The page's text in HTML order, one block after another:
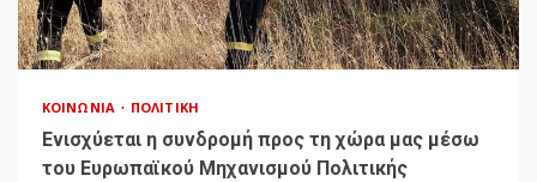
ΚΟΙΝΩΝΊΑ ΠΟΛΙΤΙΚΉ
Ενισχύεται η συνδρομή προς τη χώρα μας μέσω
του Ευρωπαϊκού Μηχανισμού Πολιτικής